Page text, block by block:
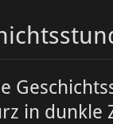
in dunkle